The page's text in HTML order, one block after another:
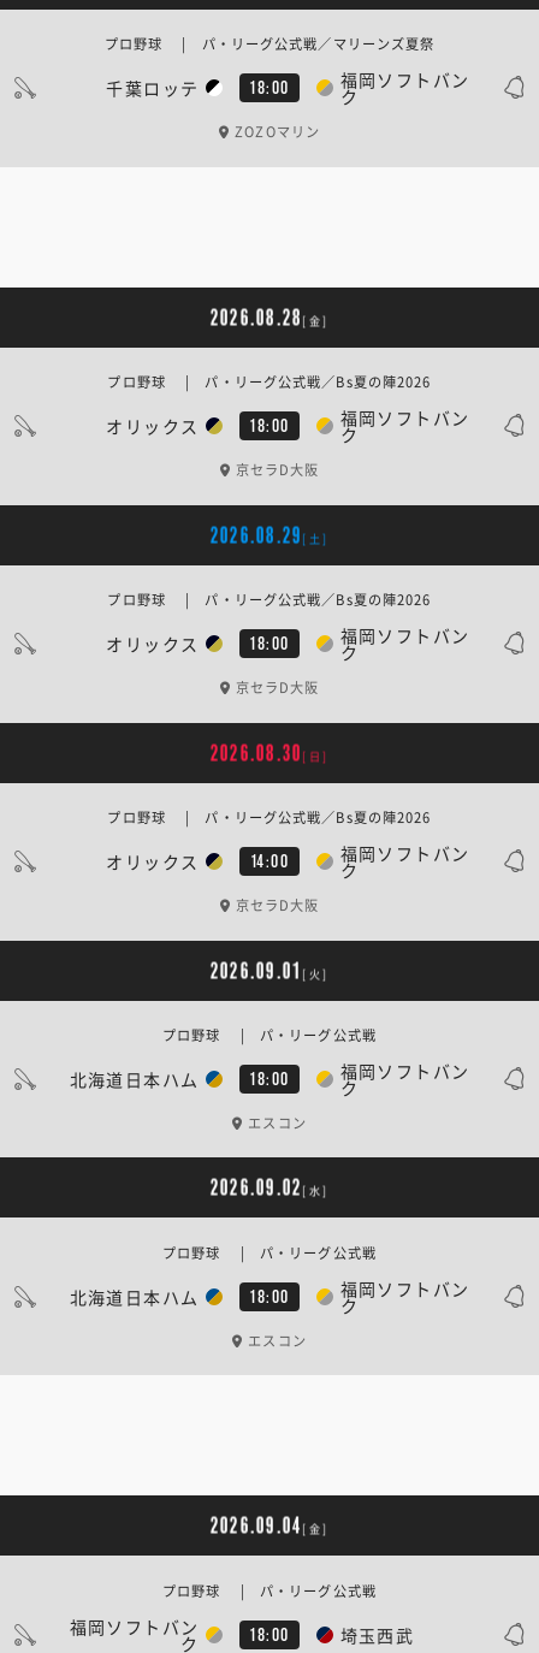
千葉ロッテ 18:00 福岡ソフトバン
ク
プロ野球 | パ・リーグ公式戦／マリーンズ夏祭
ZOZOマリン
2026.08.28 [金]
オリックス 18:00 福岡ソフトバン
ク
プロ野球 | パ・リーグ公式戦／Bs夏の陣2026
京セラD大阪
2026.08.29 [土]
オリックス 18:00 福岡ソフトバン
ク
プロ野球 | パ・リーグ公式戦／Bs夏の陣2026
京セラD大阪
2026.08.30 [日]
オリックス 14:00 福岡ソフトバン
ク
プロ野球 | パ・リーグ公式戦／Bs夏の陣2026
京セラD大阪
2026.09.01 [火]
北海道日本ハム 18:00 福岡ソフトバン
ク
プロ野球 | パ・リーグ公式戦
エスコン
2026.09.02 [水]
北海道日本ハム 18:00 福岡ソフトバン
ク
プロ野球 | パ・リーグ公式戦
エスコン
2026.09.04 [金]
福岡ソフトバン
ク 18:00 埼玉西武
プロ野球 | パ・リーグ公式戦